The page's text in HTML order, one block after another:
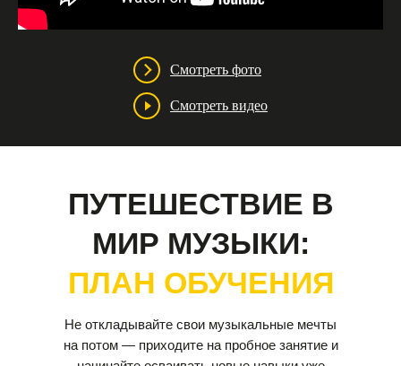
Смотреть фото
Смотреть видео
ПУТЕШЕСТВИЕ В
МИР МУЗЫКИ:
ПЛАН ОБУЧЕНИЯ
Не откладывайте свои музыкальные мечты
на потом — приходите на пробное занятие и